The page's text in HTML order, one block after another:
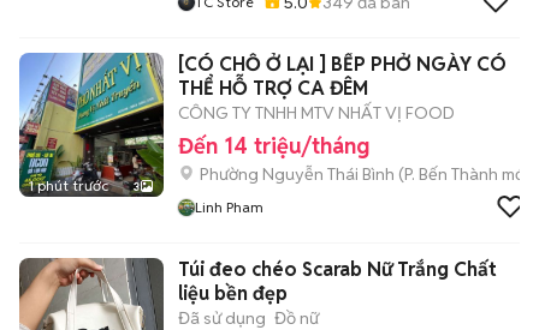
1 phút trước 3
[CÓ CHỖ Ở LẠI ] BẾP PHỞ NGÀY CÓ
THỂ HỖ TRỢ CA ĐÊM
CÔNG TY TNHH MTV NHẤT VỊ FOOD
Đến 14 triệu/tháng
Phường Nguyễn Thái Bình (P. Bến Thành mới)
Linh Pham
Túi đeo chéo Scarab Nữ Trắng Chất
liệu bền đẹp
Đã sử dụng Đồ nữ